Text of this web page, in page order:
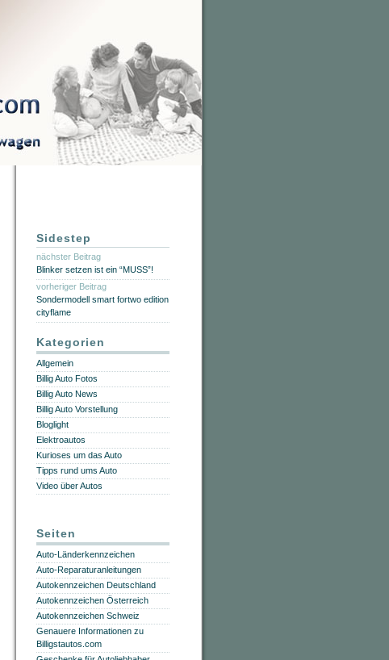
Sidestep
nächster Beitrag
Blinker setzen ist ein “MUSS”!
vorheriger Beitrag
Sondermodell smart fortwo edition
cityflame
Kategorien
Allgemein
Billig Auto Fotos
Billig Auto News
Billig Auto Vorstellung
Bloglight
Elektroautos
Kurioses um das Auto
Tipps rund ums Auto
Video über Autos
Seiten
Auto-Länderkennzeichen
Auto-Reparaturanleitungen
Autokennzeichen Deutschland
Autokennzeichen Österreich
Autokennzeichen Schweiz
Genauere Informationen zu
Billigstautos.com